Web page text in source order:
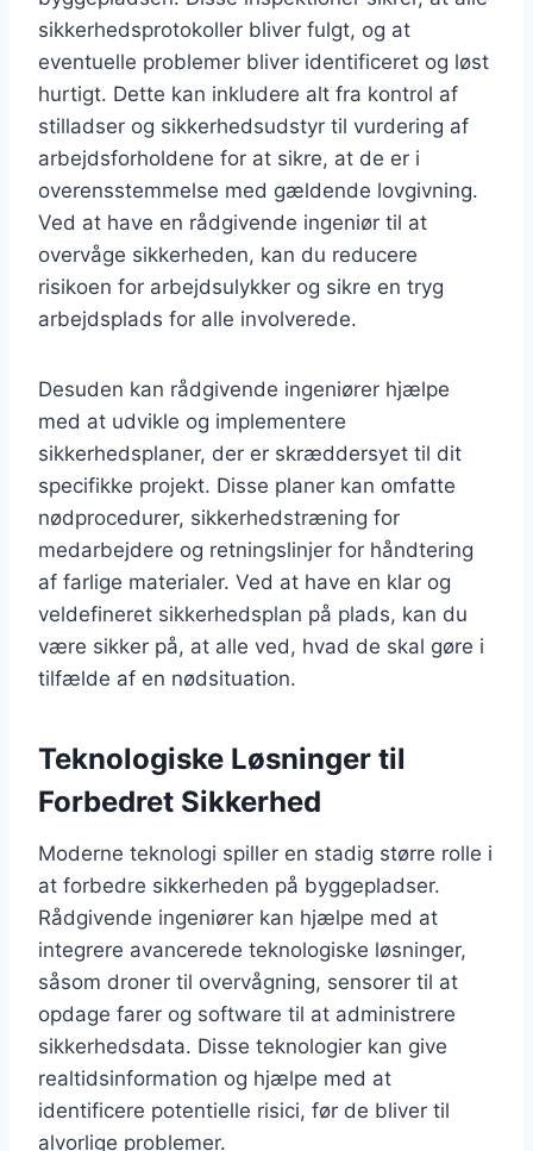
sikkerhedsprotokoller bliver fulgt, og at
eventuelle problemer bliver identificeret og løst
hurtigt. Dette kan inkludere alt fra kontrol af
stilladser og sikkerhedsudstyr til vurdering af
arbejdsforholdene for at sikre, at de er i
overensstemmelse med gældende lovgivning.
Ved at have en rådgivende ingeniør til at
overvåge sikkerheden, kan du reducere
risikoen for arbejdsulykker og sikre en tryg
arbejdsplads for alle involverede.
Desuden kan rådgivende ingeniører hjælpe
med at udvikle og implementere
sikkerhedsplaner, der er skræddersyet til dit
specifikke projekt. Disse planer kan omfatte
nødprocedurer, sikkerhedstræning for
medarbejdere og retningslinjer for håndtering
af farlige materialer. Ved at have en klar og
veldefineret sikkerhedsplan på plads, kan du
være sikker på, at alle ved, hvad de skal gøre i
tilfælde af en nødsituation.
Teknologiske Løsninger til
Forbedret Sikkerhed
Moderne teknologi spiller en stadig større rolle i
at forbedre sikkerheden på byggepladser.
Rådgivende ingeniører kan hjælpe med at
integrere avancerede teknologiske løsninger,
såsom droner til overvågning, sensorer til at
opdage farer og software til at administrere
sikkerhedsdata. Disse teknologier kan give
realtidsinformation og hjælpe med at
identificere potentielle risici, før de bliver til
alvorlige problemer.